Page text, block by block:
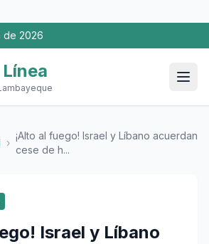
de 2026
›
¡Alto al fuego! Israel y Líbano acuerdan
cese de h...
Israel y Líbano